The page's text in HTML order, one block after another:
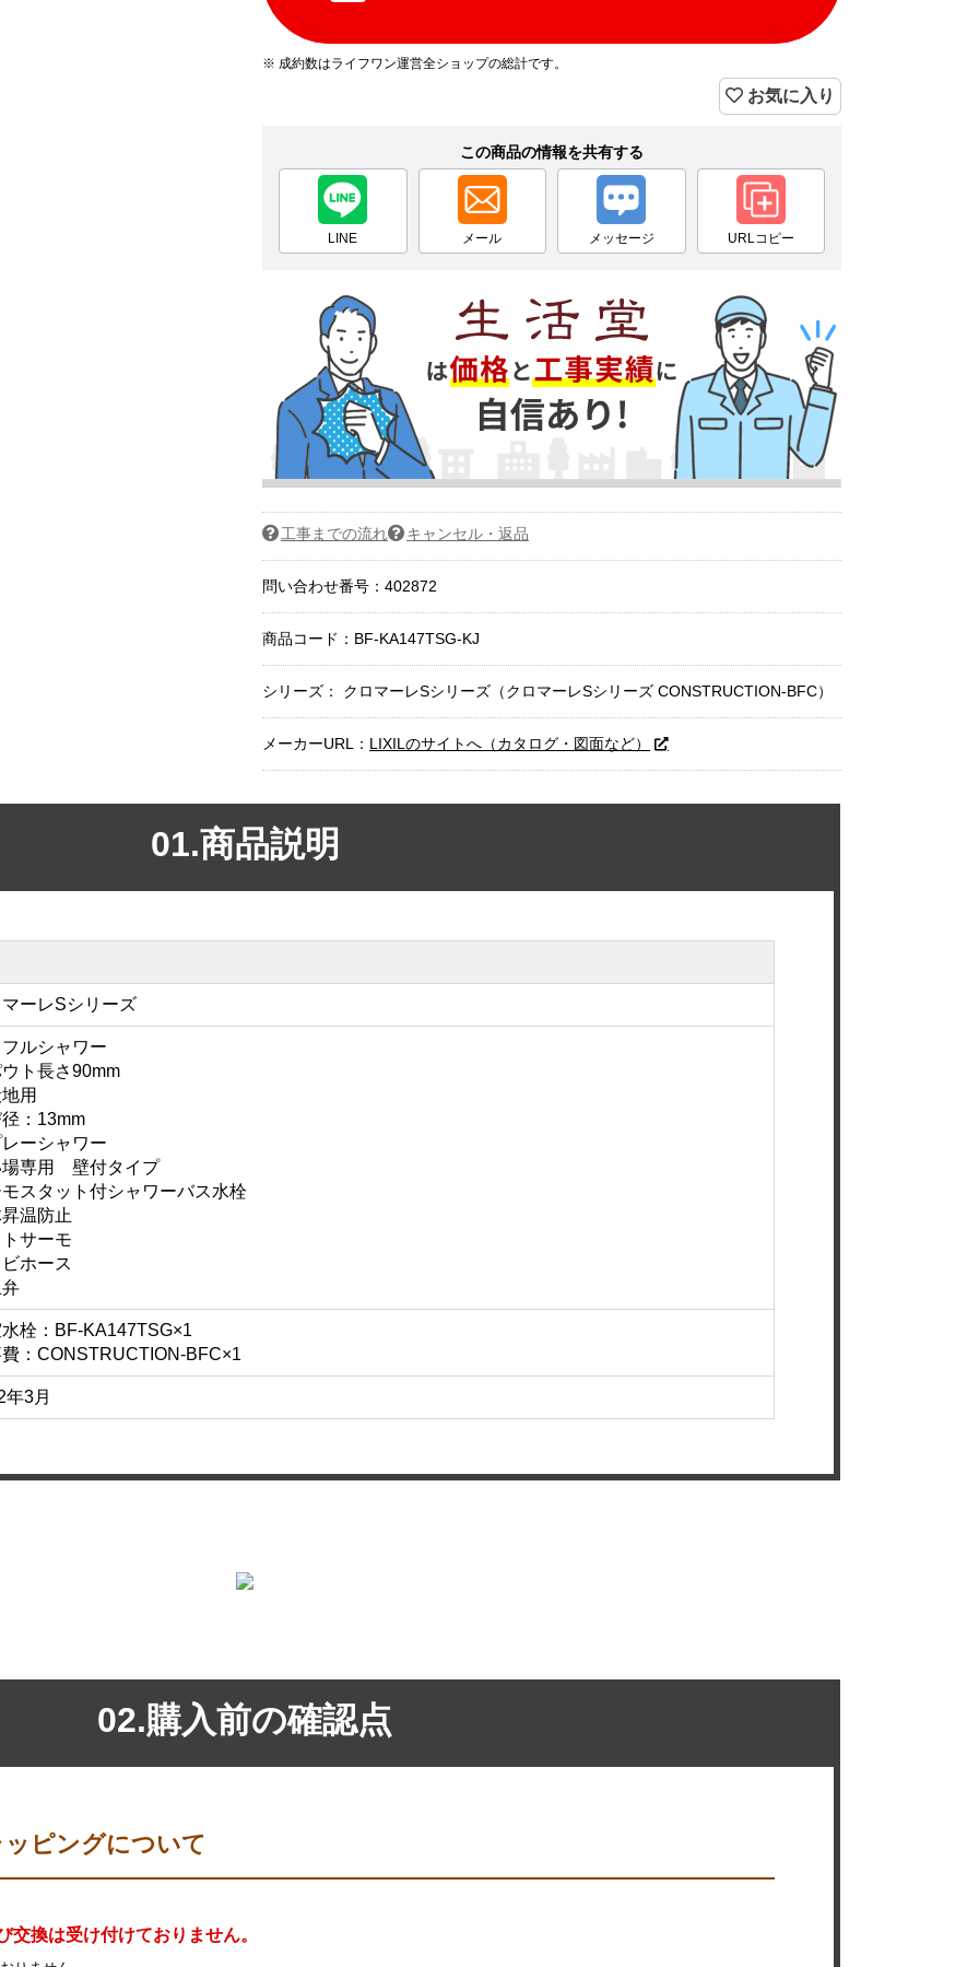
※ 成約数はライフワン運営全ショップの総計です。
お気に入り
この商品の情報を共有する
LINE メール メッセージ URLコピー
工事までの流れ キャンセル・返品
問い合わせ番号：402872
商品コード： BF-KA147TSG-KJ
シリーズ： クロマーレSシリーズ（クロマーレSシリーズ CONSTRUCTION-BFC）
メーカーURL： LIXILのサイトへ（カタログ・図面など）
01.商品説明
ーレSシリーズ
ルシャワー
ト長さ90mm
用
：13mm
ーシャワー
場専用 壁付タイプ
スタット付シャワーバス水栓
温防止
サーモ
ホース
栓：BF-KA147TSG×1
：CONSTRUCTION-BFC×1
年3月
02.購入前の確認点
ピングについて
換は受け付けておりません。